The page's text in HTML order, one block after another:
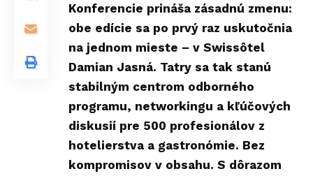
Konferencie prináša zásadnú zmenu:
obe edície sa po prvý raz uskutočnia
na jednom mieste – v Swissôtel
Damian Jasná. Tatry sa tak stanú
stabilným centrom odborného
programu, networkingu a kľúčových
diskusií pre 500 profesionálov z
hotelierstva a gastronómie. Bez
kompromisov v obsahu. S dôrazom